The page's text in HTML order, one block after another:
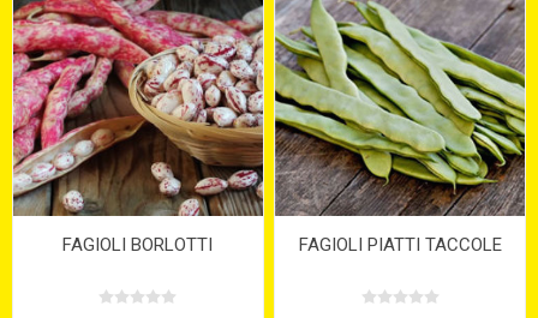
FAGIOLI BORLOTTI FAGIOLI PIATTI TACCOLE